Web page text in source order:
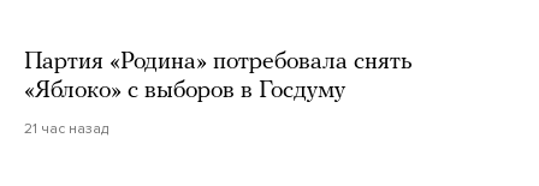
Партия «Родина» потребовала снять
«Яблоко» с выборов в Госдуму
21 час назад